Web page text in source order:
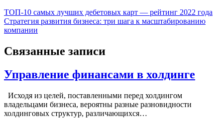
Навигация
по
ТОП-10 самых лучших дебетовых карт — рейтинг 2022 года
Стратегия развития бизнеса: три шага к масштабированию
компании
Связанные записи
Управление финансами в холдинге
Исходя из целей, поставленными перед холдингом
владельцами бизнеса, вероятны разные разновидности
холдинговых структур, различающихся…